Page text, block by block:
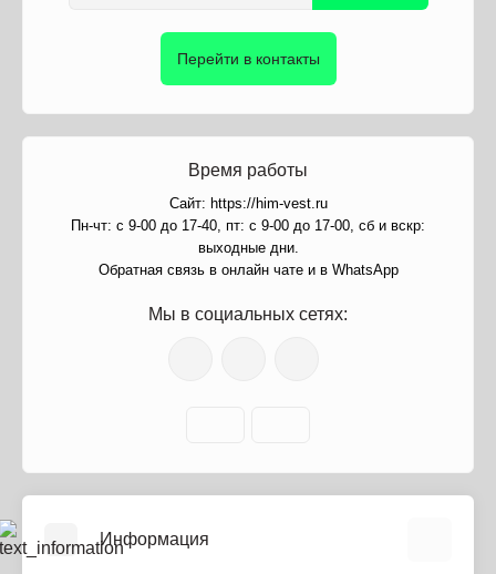
Перейти в контакты
Время работы
Сайт: https://him-vest.ru
Пн-чт: с 9-00 до 17-40, пт: с 9-00 до 17-00, сб и вскр:
выходные дни.
Обратная связь в онлайн чате и в WhatsApp
Мы в социальных сетях:
Информация